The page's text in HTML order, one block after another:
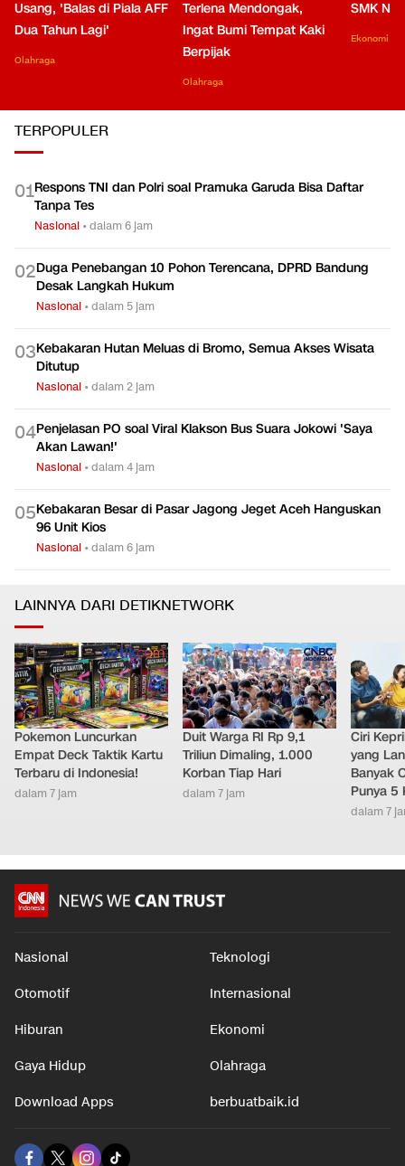
Usang, 'Balas di Piala AFF
Dua Tahun Lagi'
Olahraga
Terlena Mendongak,
Ingat Bumi Tempat Kaki
Berpijak
Olahraga
SMK
Ekonomi
TERPOPULER
01Respons TNI dan Polri soal Pramuka Garuda Bisa Daftar
Tanpa Tes
Nasional •dalam 6 jam
02Duga Penebangan 10 Pohon Terencana, DPRD Bandung
Desak Langkah Hukum
Nasional •dalam 5 jam
03Kebakaran Hutan Meluas di Bromo, Semua Akses Wisata
Ditutup
Nasional •dalam 2 jam
04Penjelasan PO soal Viral Klakson Bus Suara Jokowi 'Saya
Akan Lawan!'
Nasional •dalam 4 jam
05Kebakaran Besar di Pasar Jagong Jeget Aceh Hanguskan
96 Unit Kios
Nasional •dalam 6 jam
LAINNYA DARI DETIKNETWORK
Pokemon Luncurkan
Empat Deck Taktik Kartu
Terbaru di Indonesia!
dalam 7 jam
Duit Warga RI Rp 9,1
Triliun Dimaling, 1.000
Korban Tiap Hari
dalam 7 jam
Ciri
yang
Banyak
Punya 5
dalam 7
Nasional Teknologi
Otomotif Internasional
Hiburan Ekonomi
Gaya Hidup Olahraga
Download Apps berbuatbaik.id